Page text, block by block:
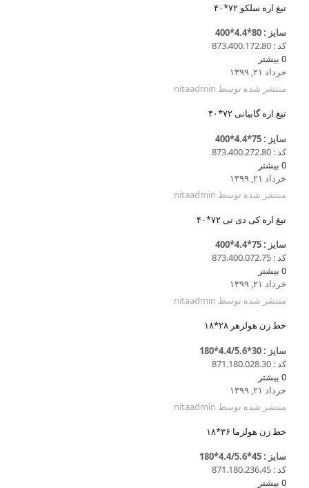
تیغ اره سلکو ۷۲*۴۰
سایز : 80*4.4*400
کد : 873.400.172.80
0 بیشتر
خرداد ۲۱, ۱۳۹۹
منتشر شده توسط nitaadmin
تیغ اره گابیانی ۷۲*۴۰
سایز : 75*4.4*400
کد : 873.400.272.80
0 بیشتر
خرداد ۲۱, ۱۳۹۹
منتشر شده توسط nitaadmin
تیغ اره کی دی تی ۷۲*۴۰
سایز : 75*4.4*400
کد : 873.400.072.75
0 بیشتر
خرداد ۲۱, ۱۳۹۹
منتشر شده توسط nitaadmin
خط زن هولزهر ۲۸*۱۸
سایز : 30*4.4/5.6*180
کد : 871.180.028.30
0 بیشتر
خرداد ۲۱, ۱۳۹۹
منتشر شده توسط nitaadmin
خط زن هولزما ۳۶*۱۸
سایز : 45*4.4/5.6*180
کد : 871.180.236.45
0 بیشتر